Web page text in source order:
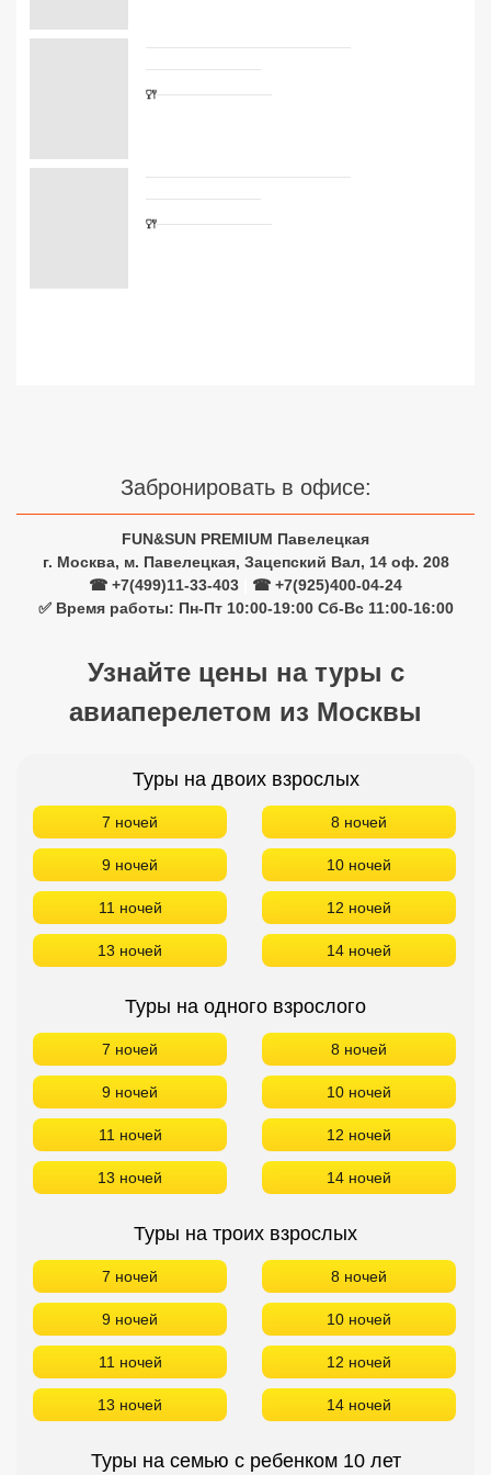
Забронировать в офисе:
FUN&SUN PREMIUM Павелецкая
г. Москва, м. Павелецкая, Зацепский Вал, 14 оф. 208
☎ +7(499)11-33-403
☎ +7(925)400-04-24
✅ Время работы: Пн-Пт 10:00-19:00 Сб-Вс 11:00-16:00
Узнайте цены на туры с
авиаперелетом из Москвы
Туры на двоих взрослых
7 ночей 8 ночей
9 ночей 10 ночей
11 ночей 12 ночей
13 ночей 14 ночей
Туры на одного взрослого
7 ночей 8 ночей
9 ночей 10 ночей
11 ночей 12 ночей
13 ночей 14 ночей
Туры на троих взрослых
7 ночей 8 ночей
9 ночей 10 ночей
11 ночей 12 ночей
13 ночей 14 ночей
Туры на семью с ребенком 10 лет
Сетевые отели Египта
Сетевые отели Шри Ланки
Сетевые отели Вьетнама
Сетевые отели Маврикия